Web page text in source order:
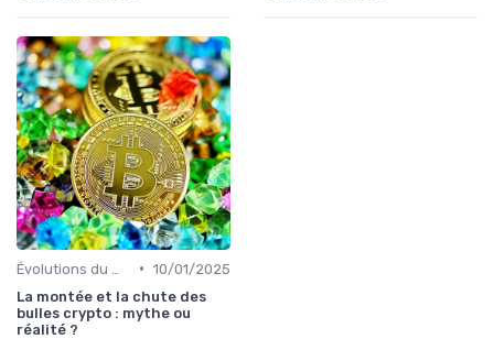
• 10/01/2025
La montée et la chute des
bulles crypto : mythe ou
réalité ?